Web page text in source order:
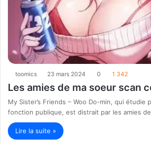
toomics 23 mars 2024 0 1 342
Les amies de ma soeur scan
My Sister’s Friends – Woo Do-min, qui étudie
fonction publique, est distrait par les amies
Lire la suite »